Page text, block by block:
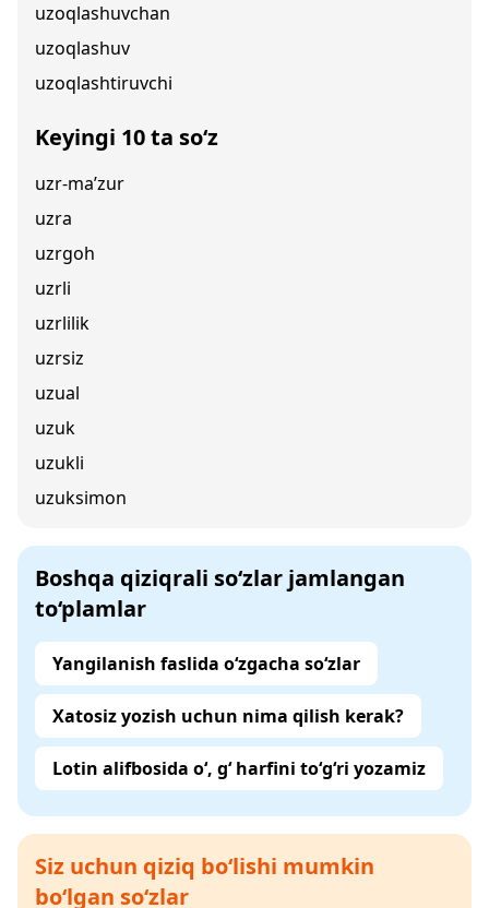
uzoqlashuvchan
uzoqlashuv
uzoqlashtiruvchi
Keyingi 10 ta so‘z
uzr-ma’zur
uzra
uzrgoh
uzrli
uzrlilik
uzrsiz
uzual
uzuk
uzukli
uzuksimon
Boshqa qiziqrali so‘zlar jamlangan
to‘plamlar
Yangilanish faslida o‘zgacha so‘zlar
Xatosiz yozish uchun nima qilish kerak?
Lotin alifbosida o‘, g‘ harfini to‘g‘ri yozamiz
Siz uchun qiziq bo‘lishi mumkin
bo‘lgan so‘zlar